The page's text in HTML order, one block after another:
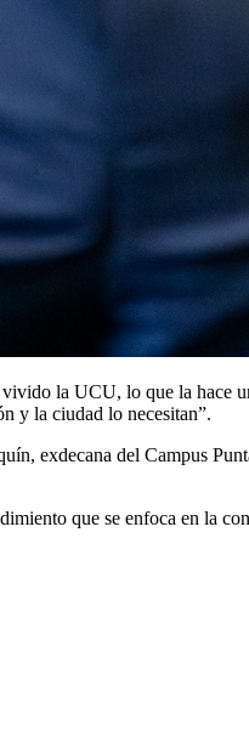
la UCU, lo que la hace
y la ciudad lo necesitan”.
exdecana del Campus
que se enfoca en la